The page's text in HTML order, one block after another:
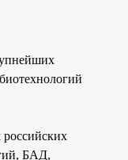
БАД,